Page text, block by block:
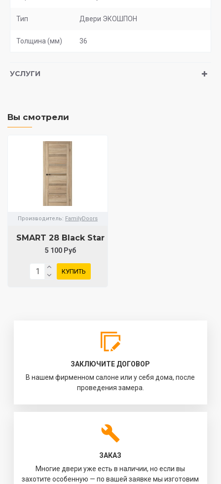
Тип Двери ЭКОШПОН
Толщина (мм) 36
УСЛУГИ
Вы смотрели
Производитель: FamilyDoors
SMART 28 Black Star
5 100 Руб
КУПИТЬ
ЗАКЛЮЧИТЕ ДОГОВОР
В нашем фирменном салоне или у себя дома, после
проведения замера.
ЗАКАЗ
Многие двери уже есть в наличии, но если вы
захотите особенную — по вашей заявке мы изготовим